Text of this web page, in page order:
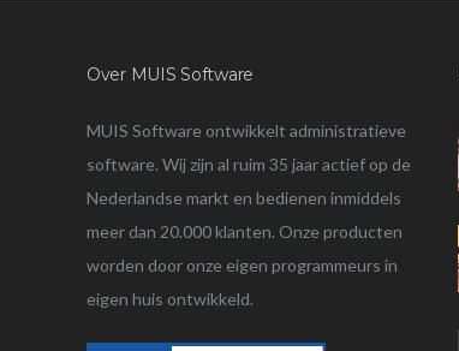
Over MUIS Software
MUIS Software ontwikkelt administratieve
software. Wij zijn al ruim 35 jaar actief op de
Nederlandse markt en bedienen inmiddels
meer dan 20.000 klanten. Onze producten
worden door onze eigen programmeurs in
eigen huis ontwikkeld.